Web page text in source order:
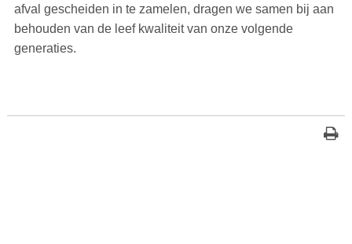
afval gescheiden in te zamelen, dragen we samen bij aan
behouden van de leef kwaliteit van onze volgende
generaties.